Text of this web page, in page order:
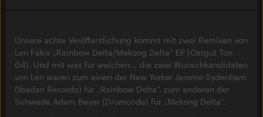
Unsere achte Veröffentlichung kommt mit zwei Remixen von
Len Fakis „Rainbow Delta/Mekong Delta“ EP (Ostgut Ton
04). Und mit was für welchen... die zwei Wunschkandidaten
von Len waren zum einen der New Yorker Jerome Sydenham
(Ibadan Records) für „Rainbow Delta“, zum anderen der
Schwede Adam Beyer (Drumcode) für „Mekong Delta“.